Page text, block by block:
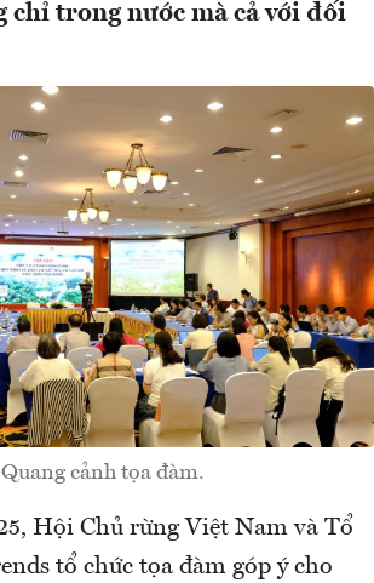
chỉ trong nước mà cả với đối
Quang cảnh tọa đàm.
Hội Chủ rừng Việt Nam và Tổ
tổ chức tọa đàm góp ý cho